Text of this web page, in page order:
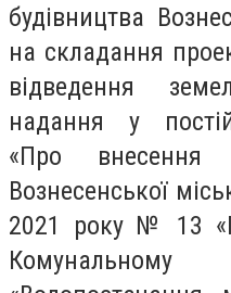
будівництва
на складання
відведення
надання у
«Про
Вознесенської
2021 року № 13